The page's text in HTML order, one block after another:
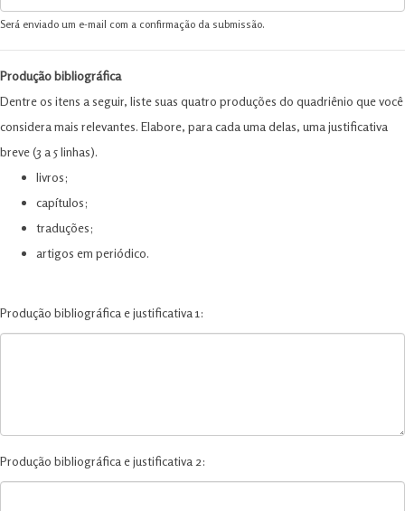
Será enviado um e-mail com a confirmação da submissão.
Produção bibliográfica
Dentre os itens a seguir, liste suas quatro produções do quadriênio que você
considera mais relevantes. Elabore, para cada uma delas, uma justificativa
breve (3 a 5 linhas).
livros;
capítulos;
traduções;
artigos em periódico.
Produção bibliográfica e justificativa 1:
Produção bibliográfica e justificativa 2: